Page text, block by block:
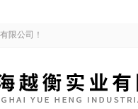
限公司！